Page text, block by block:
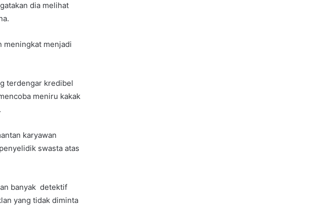
dia melihat
meningkat menjadi
terdengar kredibel
meniru kakak
karyawan
swasta atas
banyak detektif
yang tidak diminta